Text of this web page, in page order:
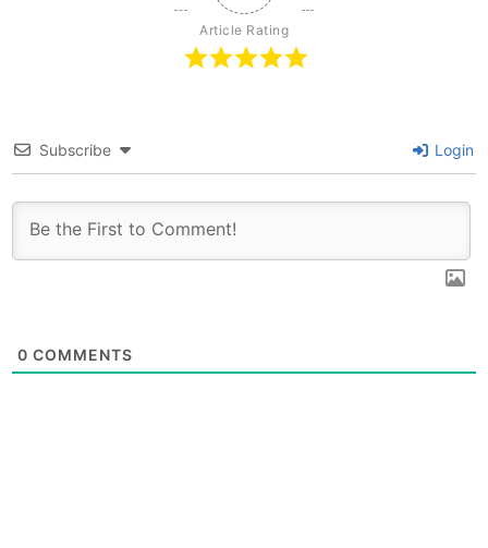
Article Rating
Subscribe Login
0 COMMENTS